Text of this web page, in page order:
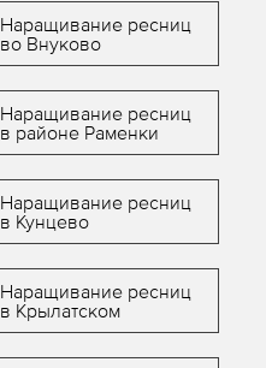
Наращивание ресниц
во Внуково
Наращивание ресниц
в районе Раменки
Наращивание ресниц
в Кунцево
Наращивание ресниц
в Крылатском